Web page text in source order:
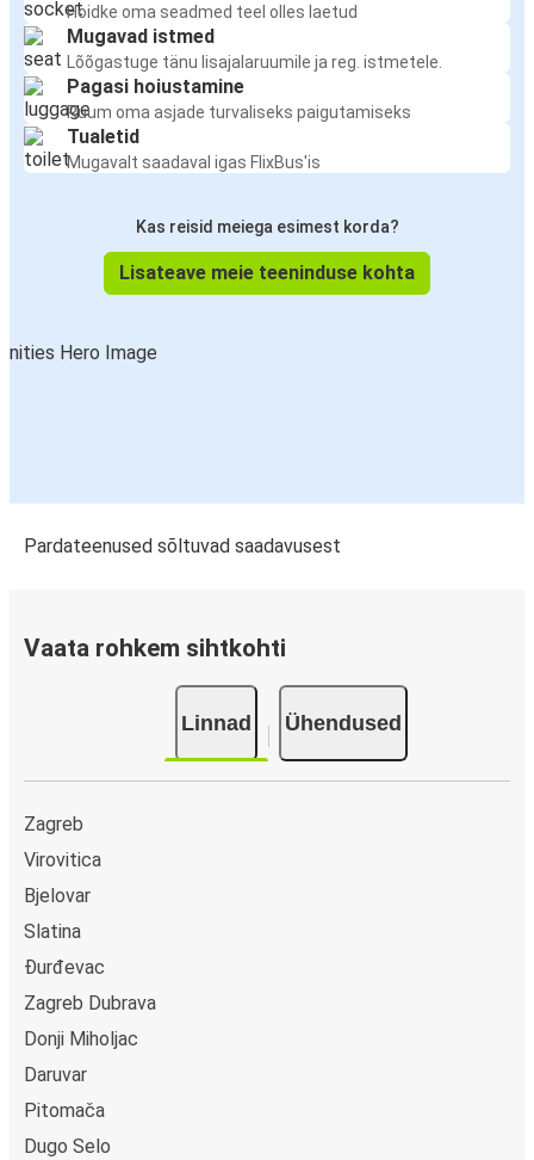
Hoidke oma seadmed teel olles laetud
Mugavad istmed
Lõõgastuge tänu lisajalaruumile ja reg. istmetele.
Pagasi hoiustamine
Ruum oma asjade turvaliseks paigutamiseks
Tualetid
Mugavalt saadaval igas FlixBus'is
Kas reisid meiega esimest korda?
Lisateave meie teeninduse kohta
Pardateenused sõltuvad saadavusest
Vaata rohkem sihtkohti
Linnad Ühendused
Zagreb
Virovitica
Bjelovar
Slatina
Đurđevac
Zagreb Dubrava
Donji Miholjac
Daruvar
Pitomača
Dugo Selo